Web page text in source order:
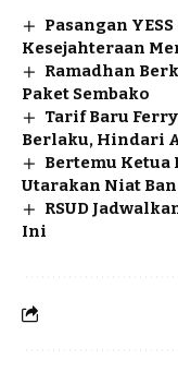
Pasangan
Kesejahteraan
Ramadhan
Paket Sembako
Tarif Baru
Berlaku, Hindari
Bertemu Ketua
Utarakan Niat
RSUD
Ini